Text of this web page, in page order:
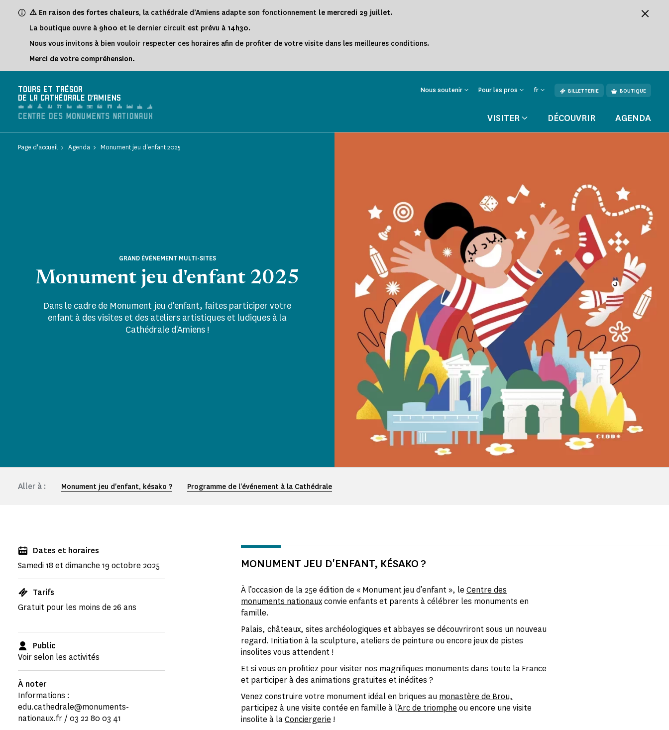
⚠️ En raison des fortes chaleurs, la cathédrale d’Amiens adapte son fonctionnement le mercredi 29 juillet.
La boutique ouvre à 9h00 et le dernier circuit est prévu à 14h30.
Nous vous invitons à bien vouloir respecter ces horaires afin de profiter de votre visite dans les meilleures conditions.
Merci de votre compréhension.
TOURS ET TRÉSOR
DE LA CATHÉDRALE D'AMIENS
Nous soutenir Pour les pros fr BILLETTERIE BOUTIQUE
VISITER DÉCOUVRIR AGENDA
Page d'accueil Agenda Monument jeu d'enfant 2025
Monument jeu d'enfant 2025
GRAND ÉVÉNEMENT MULTI-SITES
Dans le cadre de Monument jeu d'enfant, faites participer votre
enfant à des visites et des ateliers artistiques et ludiques à la
Cathédrale d'Amiens !
Aller à : Monument jeu d'enfant, késako ? Programme de l'événement à la Cathédrale
Dates et horaires
Samedi 18 et dimanche 19 octobre 2025
Tarifs
Gratuit pour les moins de 26 ans
Public
Voir selon les activités
À noter
Informations :
edu.cathedrale@monuments-
nationaux.fr / 03 22 80 03 41
MONUMENT JEU D'ENFANT, KÉSAKO ?
À l’occasion de la 25e édition de « Monument jeu d’enfant », le Centre des
monuments nationauxconvie enfants et parents à célébrer les monuments en
famille.
Palais, châteaux, sites archéologiques et abbayes se découvriront sous un nouveau
regard. Initiation à la sculpture, ateliers de peinture ou encore jeux de pistes
insolites vous attendent !
Et si vous en profitiez pour visiter nos magnifiques monuments dans toute la France
et participer à des animations gratuites et inédites ?
Venez construire votre monument idéal en briques au monastère de Brou,
participez à une visite contée en famille à l'Arc de triomphe ou encore une visite
insolite à laConciergerie !